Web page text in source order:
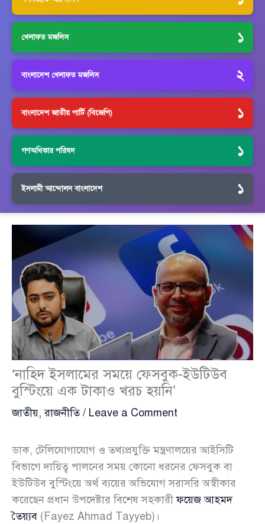
খেলাফত মজলিস ১
বাংলাদেশ খেলাফত মজলিস ২
বাংলাদেশ জাতীয় পার্টি (বিজেপি) ১
গণঅধিকার পরিষদ ১
ইসলামী আন্দোলন বাংলাদেশ ১
‘নাহিদ ইসলামের সময়ে ফেসবুক-ইউটিউব
বুস্টিংয়ে এক টাকাও খরচ হয়নি’
জাতীয়,রাজনীতি/ Leave a Comment
ডাক, টেলিযোগাযোগ ও তথ্যপ্রযুক্তি মন্ত্রণালয়ের আইসিটি
বিভাগে দায়িত্ব পালনের সময় কোনো ধরনের ফেসবুক বা
ইউটিউব বুস্টিংয়ে অর্থ ব্যয়ের অভিযোগ সরাসরি অস্বীকার
করেছেন প্রধান উপদেষ্টার বিশেষ সহকারীফয়েজ আহমদ
তৈয়্যব (Fayez Ahmad Tayyeb)।